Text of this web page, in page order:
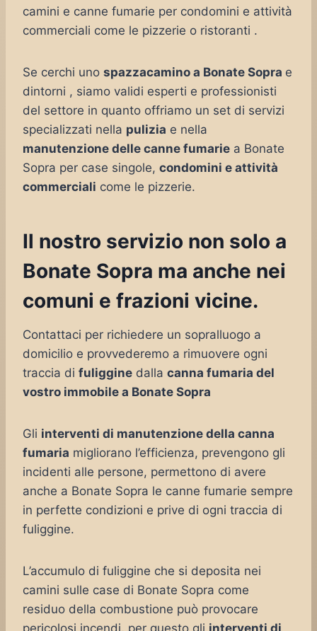
camini e canne fumarie per condomini e attività
commerciali come le pizzerie o ristoranti .
Se cerchi uno spazzacamino a Bonate Sopra e
dintorni , siamo validi esperti e professionisti
del settore in quanto offriamo un set di servizi
specializzati nella pulizia e nella
manutenzione delle canne fumarie a Bonate
Sopra per case singole, condomini e attività
commerciali come le pizzerie.
Il nostro servizio non solo a
Bonate Sopra ma anche nei
comuni e frazioni vicine.
Contattaci per richiedere un sopralluogo a
domicilio e provvederemo a rimuovere ogni
traccia di fuliggine dalla canna fumaria del
vostro immobile a Bonate Sopra
Gli interventi di manutenzione della canna
fumaria migliorano l’efficienza, prevengono gli
incidenti alle persone, permettono di avere
anche a Bonate Sopra le canne fumarie sempre
in perfette condizioni e prive di ogni traccia di
fuliggine.
L’accumulo di fuliggine che si deposita nei
camini sulle case di Bonate Sopra come
residuo della combustione può provocare
pericolosi incendi, per questo gli interventi di